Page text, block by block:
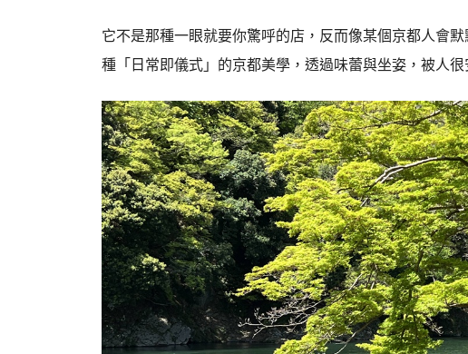
它不是那種一眼就要你驚呼的店，反而像某個京都人會
種「日常即儀式」的京都美學，透過味蕾與坐姿，被人很